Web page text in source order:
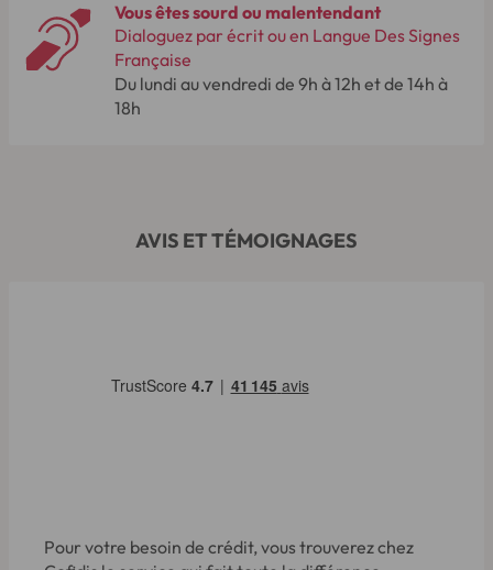
Vous êtes sourd ou malentendant
Dialoguez par écrit ou en Langue Des Signes
Française
Du lundi au vendredi de 9h à 12h et de 14h à
18h
AVIS ET TÉMOIGNAGES
Pour votre besoin de crédit, vous trouverez chez